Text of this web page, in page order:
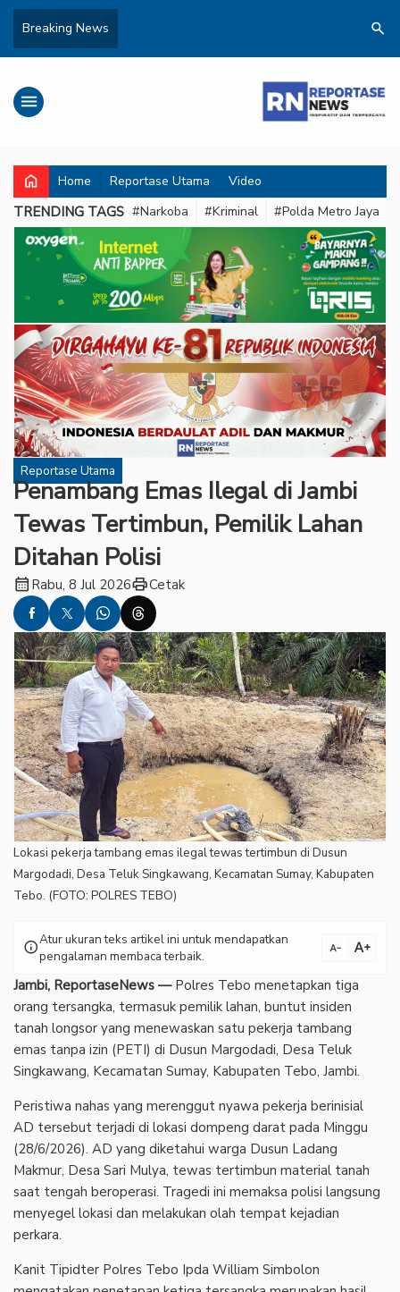
Breaking News search
menu
home Home Reportase Utama Video
TRENDING TAGS #Narkoba #Kriminal #Polda Metro Jaya
Reportase Utama
Penambang Emas Ilegal di Jambi
Tewas Tertimbun, Pemilik Lahan
Ditahan Polisi
calendar_month Rabu, 8 Jul 2026printCetak
Lokasi pekerja tambang emas ilegal tewas tertimbun di Dusun
Margodadi, Desa Teluk Singkawang, Kecamatan Sumay, Kabupaten
Tebo. (FOTO: POLRES TEBO)
infoAtur ukuran teks artikel ini untuk mendapatkan
pengalaman membaca terbaik.
text_decrease text_increase
Jambi, ReportaseNews — Polres Tebo menetapkan tiga
orang tersangka, termasuk pemilik lahan, buntut insiden
tanah longsor yang menewaskan satu pekerja tambang
emas tanpa izin (PETI) di Dusun Margodadi, Desa Teluk
Singkawang, Kecamatan Sumay, Kabupaten Tebo, Jambi.
Peristiwa nahas yang merenggut nyawa pekerja berinisial
AD tersebut terjadi di lokasi dompeng darat pada Minggu
(28/6/2026). AD yang diketahui warga Dusun Ladang
Makmur, Desa Sari Mulya, tewas tertimbun material tanah
saat tengah beroperasi. Tragedi ini memaksa polisi langsung
menyegel lokasi dan melakukan olah tempat kejadian
perkara.
Kanit Tipidter Polres Tebo Ipda William Simbolon